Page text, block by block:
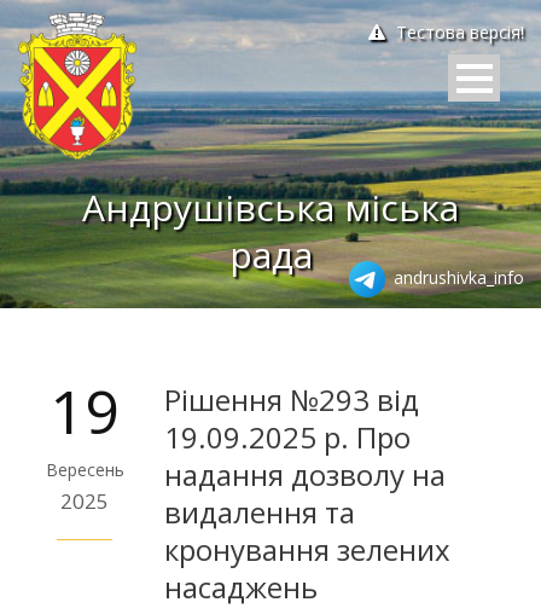
Тестова версія!
Андрушівська міська
рада
andrushivka_info
19
Вересень
2025
Рішення №293 від
19.09.2025 р. Про
надання дозволу на
видалення та
кронування зелених
насаджень